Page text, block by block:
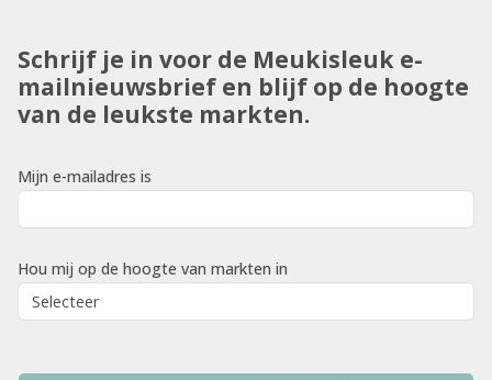
Schrijf je in voor de Meukisleuk e-
mailnieuwsbrief en blijf op de hoogte
van de leukste markten.
Mijn e-mailadres is
Hou mij op de hoogte van markten in